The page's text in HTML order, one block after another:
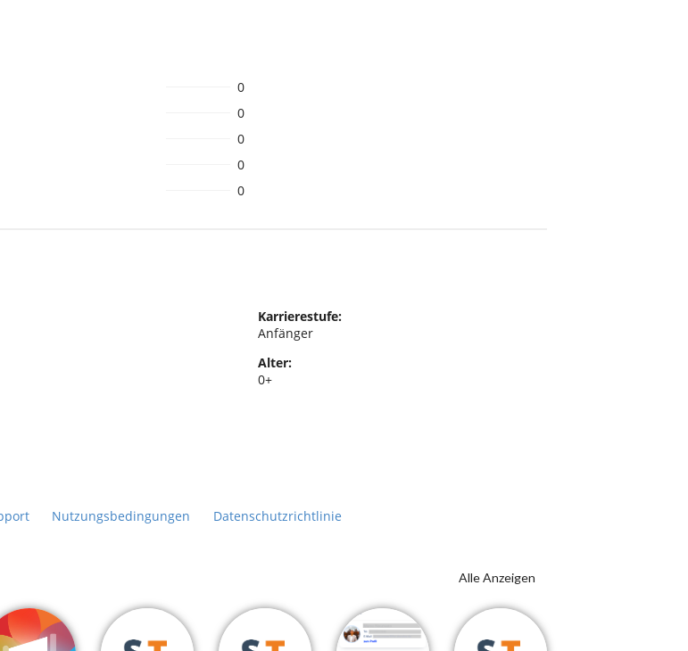
0
0
0
0
0
Karrierestufe:
Anfänger
Alter:
0+
Nutzungsbedingungen Datenschutzrichtlinie
Alle Anzeigen